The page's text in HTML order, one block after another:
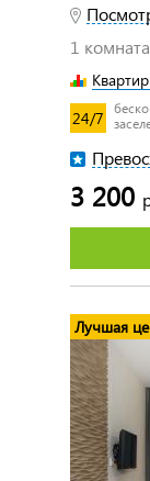
1 комната
24/7
3 200
Лучшая